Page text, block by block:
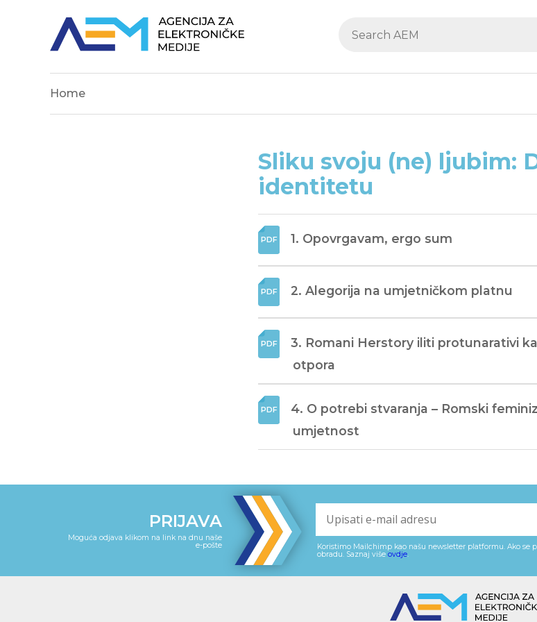
Home
Sliku svoju (ne) ljubim:
identitetu
1. Opovrgavam, ergo sum
2. Alegorija na umjetničkom platnu
3. Romani Herstory iliti protunarativi
otpora
4. O potrebi stvaranja – Romski
umjetnost
PRIJAVA
Moguća odjava klikom na link na dnu naše
e-pošte
Koristimo Mailchimp kao našu newsletter platformu. Ako
obradu. Saznaj više ovdje.